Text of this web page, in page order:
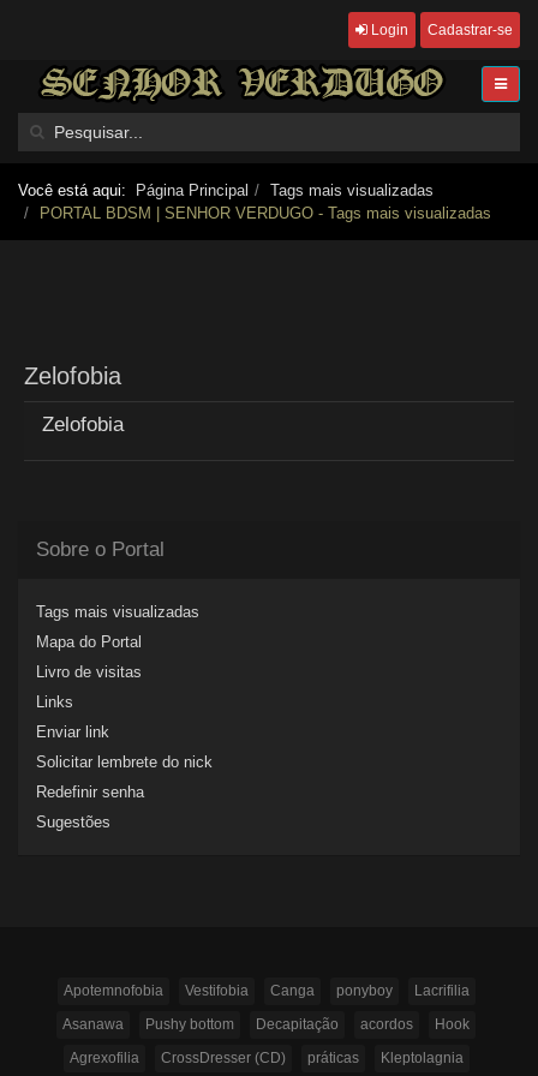
Login Cadastrar-se
Você está aqui: Página Principal
Tags mais visualizadas
PORTAL BDSM | SENHOR VERDUGO - Tags mais visualizadas
Zelofobia
Zelofobia
Sobre o Portal
Tags mais visualizadas
Mapa do Portal
Livro de visitas
Links
Enviar link
Solicitar lembrete do nick
Redefinir senha
Sugestões
Apotemnofobia Vestifobia Canga ponyboy
Lacrifilia
Asanawa
Pushy bottom Decapitação acordos
Hook
Agrexofilia
CrossDresser (CD) práticas Kleptolagnia